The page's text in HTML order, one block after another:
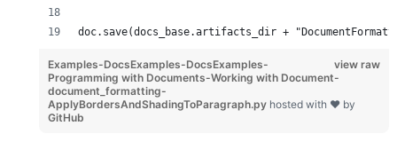
doc.save(docs_base.artifacts_dir +
view raw
Examples-DocsExamples-DocsExamples-
Programming with Documents-Working with Document-
document_formatting-
ApplyBordersAndShadingToParagraph.py hosted with ❤ by
GitHub